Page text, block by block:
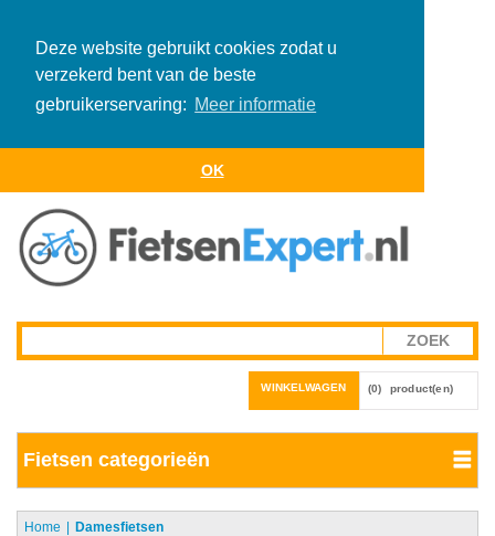
Deze website gebruikt cookies zodat u
verzekerd bent van de beste
gebruikerservaring: Meer informatie
OK
WINKELWAGEN (0) product(en)
Fietsen categorieën
Home Damesfietsen